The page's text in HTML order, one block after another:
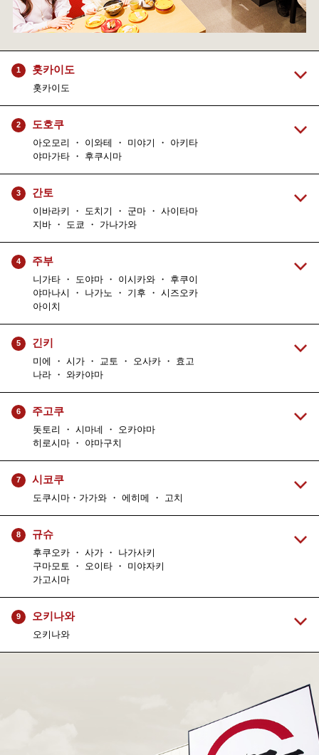
1 홋카이도
홋카이도
2 도호쿠
아오모리 ・ 이와테 ・ 미야기 ・ 아키타
야마가타 ・ 후쿠시마
3 간토
이바라키 ・ 도치기 ・ 군마 ・ 사이타마
지바 ・ 도쿄 ・ 가나가와
4 주부
니가타 ・ 도야마 ・ 이시카와 ・ 후쿠이
야마나시 ・ 나가노 ・ 기후 ・ 시즈오카
아이치
5 긴키
미에 ・ 시가 ・ 교토 ・ 오사카 ・ 효고
나라 ・ 와카야마
6 주고쿠
돗토리 ・ 시마네 ・ 오카야마
히로시마 ・ 야마구치
7 시코쿠
도쿠시마・가가와 ・ 에히메 ・ 고치
8 규슈
후쿠오카 ・ 사가 ・ 나가사키
구마모토 ・ 오이타 ・ 미야자키
가고시마
9 오키나와
오키나와